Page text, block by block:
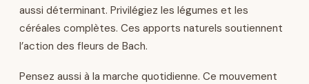
aussi déterminant. Privilégiez les légumes et les
céréales complètes. Ces apports naturels soutiennent
l’action des fleurs de Bach.
Pensez aussi à la marche quotidienne. Ce mouvement